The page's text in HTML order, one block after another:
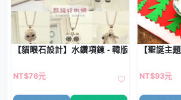
【貓眼石設計】水鑽項鍊 - 韓版長款配飾
NT$76元
【聖誕主
NT$93元